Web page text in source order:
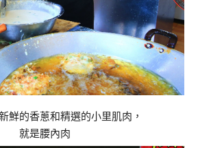
鮮的香蔥和精選的小里肌肉，
就是腰內肉